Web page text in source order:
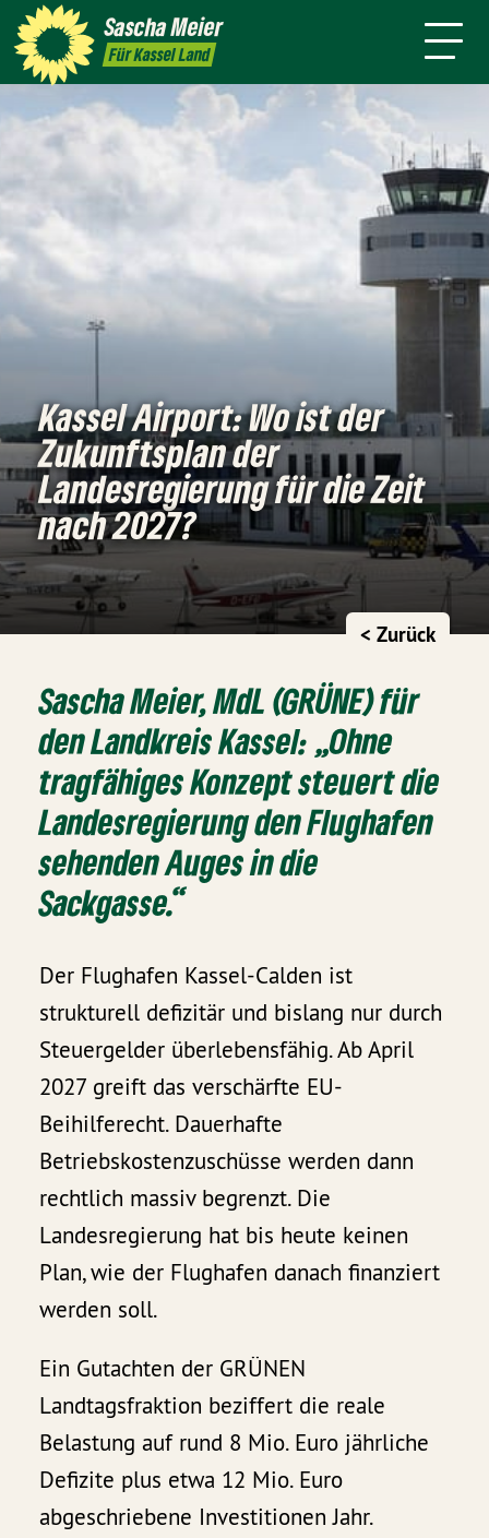
SaschaMeier
Für Kassel Land
Termine Presse
mich Arbeit
Kassel Airport: Wo ist der
Zukunftsplan der
Landesregierung für die Zeit
nach 2027?
< Zurück
Sascha Meier, MdL (GRÜNE) für
den Landkreis Kassel: „Ohne
tragfähiges Konzept steuert die
Landesregierung den Flughafen
sehenden Auges in die
Sackgasse.“
Der Flughafen Kassel-Calden ist
strukturell defizitär und bislang nur durch
Steuergelder überlebensfähig. Ab April
2027 greift das verschärfte EU-
Beihilferecht. Dauerhafte
Betriebskostenzuschüsse werden dann
rechtlich massiv begrenzt. Die
Landesregierung hat bis heute keinen
Plan, wie der Flughafen danach finanziert
werden soll.
Ein Gutachten der GRÜNEN
Landtagsfraktion beziffert die reale
Belastung auf rund 8 Mio. Euro jährliche
Defizite plus etwa 12 Mio. Euro
abgeschriebene Investitionen Jahr.